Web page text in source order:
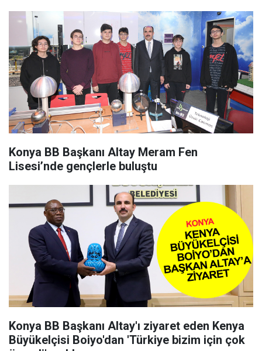
Konya BB Başkanı Altay Meram Fen
Lisesi’nde gençlerle buluştu
Konya BB Başkanı Altay'ı ziyaret eden Kenya
Büyükelçisi Boiyo'dan 'Türkiye bizim için çok